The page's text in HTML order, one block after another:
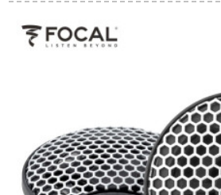
トします。棚吊り壁
オ低音炮ラッパ取